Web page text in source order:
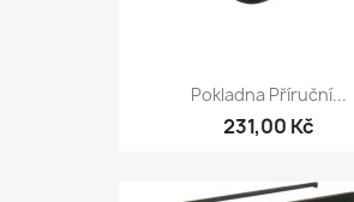
Pokladna Příruční...
231,00 Kč